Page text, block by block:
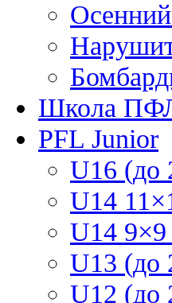
Школа
PFL Junior
U16 (до
U14
U14 9×9
U13 (до
U12 (до